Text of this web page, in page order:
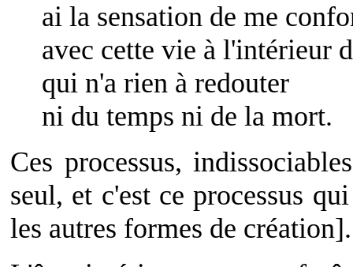
ai la sensation de me
avec cette vie à l'intérieur
qui n'a rien à redouter
ni du temps ni de la mort.
Ces processus,
seul, et c'est ce processus
les autres formes de création].